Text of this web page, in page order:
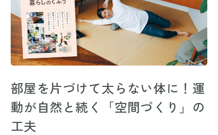
部屋を片づけて太らない体に！運
動が自然と続く「空間づくり」の
工夫